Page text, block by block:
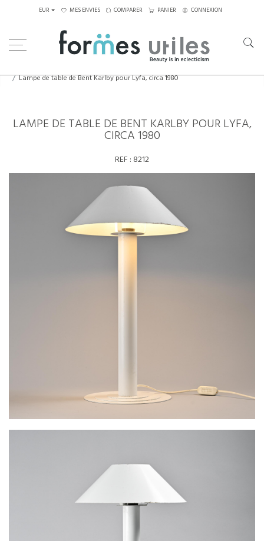
EUR MES ENVIES COMPARER PANIER CONNEXION
Lampe de table de Bent Karlby pour Lyfa, circa 1980
LAMPE DE TABLE DE BENT KARLBY POUR LYFA,
CIRCA 1980
REF : 8212